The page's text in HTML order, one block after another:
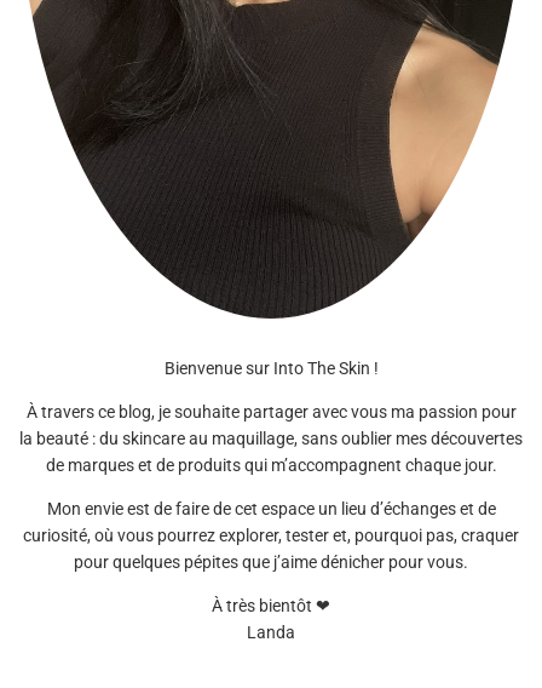
Bienvenue sur Into The Skin !
À travers ce blog, je souhaite partager avec vous ma passion pour
la beauté : du skincare au maquillage, sans oublier mes découvertes
de marques et de produits qui m’accompagnent chaque jour.
Mon envie est de faire de cet espace un lieu d’échanges et de
curiosité, où vous pourrez explorer, tester et, pourquoi pas, craquer
pour quelques pépites que j’aime dénicher pour vous.
À très bientôt ❤
Landa